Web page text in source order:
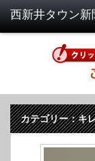
カテゴリー：キ